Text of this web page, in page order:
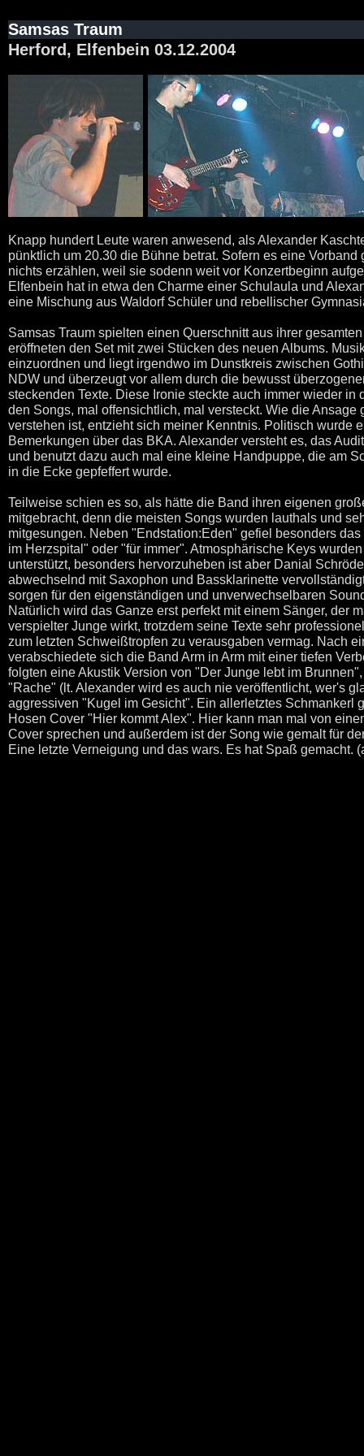
Samsas Traum
Herford, Elfenbein 03.12.2004
Knapp hundert Leute waren anwesend, als Alexander
pünktlich um 20.30 die Bühne betrat. Sofern es eine Vorband
nichts erzählen, weil sie sodenn weit vor Konzertbeginn
Elfenbein hat in etwa den Charme einer Schulaula und
eine Mischung aus Waldorf Schüler und rebellischer
Samsas Traum spielten einen Querschnitt aus ihrer
eröffneten den Set mit zwei Stücken des neuen Albums.
einzuordnen und liegt irgendwo im Dunstkreis zwischen
NDW und überzeugt vor allem durch die bewusst
steckenden Texte. Diese Ironie steckte auch immer wieder in
den Songs, mal offensichtlich, mal versteckt. Wie die Ansage
verstehen ist, entzieht sich meiner Kenntnis. Politisch wurde
Bemerkungen über das BKA. Alexander versteht es, das
und benutzt dazu auch mal eine kleine Handpuppe, die am
in die Ecke gepfeffert wurde.
Teilweise schien es so, als hätte die Band ihren eigenen
mitgebracht, denn die meisten Songs wurden lauthals und
mitgesungen. Neben "Endstation:Eden" gefiel besonders
im Herzspital" oder "für immer". Atmosphärische Keys
unterstützt, besonders hervorzuheben ist aber Danial
abwechselnd mit Saxophon und Bassklarinette
sorgen für den eigenständigen und unverwechselbaren
Natürlich wird das Ganze erst perfekt mit einem Sänger, der
verspielter Junge wirkt, trotzdem seine Texte sehr
zum letzten Schweißtropfen zu verausgaben vermag. Nach
verabschiedete sich die Band Arm in Arm mit einer tiefen
folgten eine Akustik Version von "Der Junge lebt im
"Rache" (lt. Alexander wird es auch nie veröffentlicht, wer's
aggressiven "Kugel im Gesicht". Ein allerletztes Schmankerl
Hosen Cover "Hier kommt Alex". Hier kann man mal von
Cover sprechen und außerdem ist der Song wie gemalt für
Eine letzte Verneigung und das wars. Es hat Spaß gemacht.